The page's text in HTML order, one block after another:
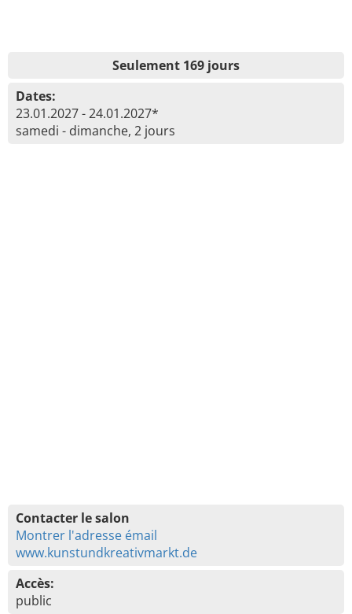
Seulement 169 jours
Dates:
23.01.2027 - 24.01.2027*
samedi - dimanche, 2 jours
Contacter le salon
Montrer l'adresse émail
www.kunstundkreativmarkt.de
Accès:
public